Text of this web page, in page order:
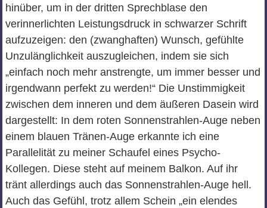
hinüber, um in der dritten Sprechblase den
verinnerlichten Leistungsdruck in schwarzer Schrift
aufzuzeigen: den (zwanghaften) Wunsch, gefühlte
Unzulänglichkeit auszugleichen, indem sie sich
„einfach noch mehr anstrengte, um immer besser und
irgendwann perfekt zu werden!“ Die Unstimmigkeit
zwischen dem inneren und dem äußeren Dasein wird
dargestellt: In dem roten Sonnenstrahlen-Auge neben
einem blauen Tränen-Auge erkannte ich eine
Parallelität zu meiner Schaufel eines Psycho-
Kollegen. Diese steht auf meinem Balkon. Auf ihr
tränt allerdings auch das Sonnenstrahlen-Auge hell.
Auch das Gefühl, trotz allem Schein „ein elendes